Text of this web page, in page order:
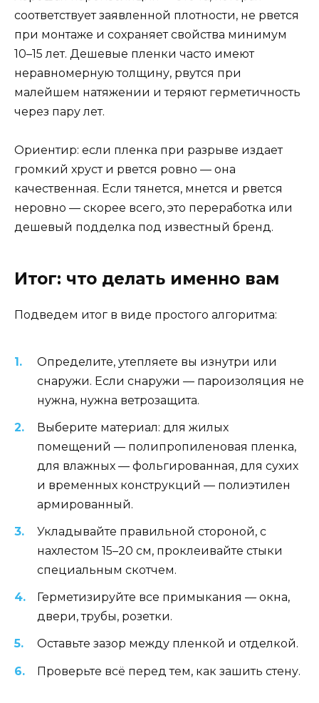
соответствует заявленной плотности, не рвется
при монтаже и сохраняет свойства минимум
10–15 лет. Дешевые пленки часто имеют
неравномерную толщину, рвутся при
малейшем натяжении и теряют герметичность
через пару лет.
Ориентир: если пленка при разрыве издает
громкий хруст и рвется ровно — она
качественная. Если тянется, мнется и рвется
неровно — скорее всего, это переработка или
дешевый подделка под известный бренд.
Итог: что делать именно вам
Подведем итог в виде простого алгоритма:
Определите, утепляете вы изнутри или
снаружи. Если снаружи — пароизоляция не
нужна, нужна ветрозащита.
Выберите материал: для жилых
помещений — полипропиленовая пленка,
для влажных — фольгированная, для сухих
и временных конструкций — полиэтилен
армированный.
Укладывайте правильной стороной, с
нахлестом 15–20 см, проклеивайте стыки
специальным скотчем.
Герметизируйте все примыкания — окна,
двери, трубы, розетки.
Оставьте зазор между пленкой и отделкой.
Проверьте всё перед тем, как зашить стену.